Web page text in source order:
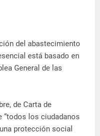
del abastecimiento
está basado en
General de las
de Carta de
“todos los ciudadanos
protección social